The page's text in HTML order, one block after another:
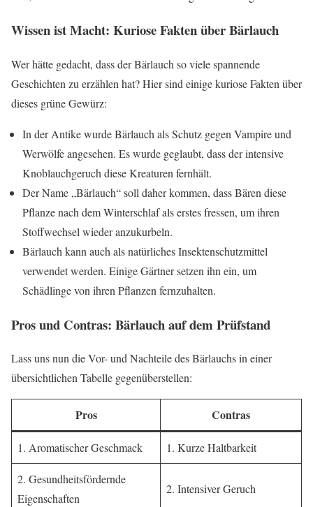
Wissen ist Macht: Kuriose Fakten über Bärlauch
Wer hätte gedacht, dass der Bärlauch so viele spannende
Geschichten zu erzählen hat? Hier sind einige kuriose Fakten über
dieses grüne Gewürz:
In der Antike wurde Bärlauch als Schutz gegen Vampire und
Werwölfe angesehen. Es wurde geglaubt, dass der intensive
Knoblauchgeruch diese Kreaturen fernhält.
Der Name „Bärlauch“ soll daher kommen, dass Bären diese
Pflanze nach dem Winterschlaf als erstes fressen, um ihren
Stoffwechsel wieder anzukurbeln.
Bärlauch kann auch als natürliches Insektenschutzmittel
verwendet werden. Einige Gärtner setzen ihn ein, um
Schädlinge von ihren Pflanzen fernzuhalten.
Pros und Contras: Bärlauch auf dem Prüfstand
Lass uns nun die Vor- und Nachteile des Bärlauchs in einer
übersichtlichen Tabelle gegenüberstellen:
Pros Contras
1. Aromatischer Geschmack 1. Kurze Haltbarkeit
2. Gesundheitsfördernde
Eigenschaften
2. Intensiver Geruch